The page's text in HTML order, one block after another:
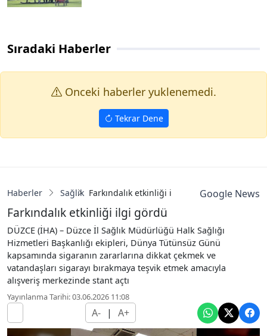
Sıradaki Haberler
Onceki haberler yuklenemedi.
Tekrar Dene
Haberler Sağlık Farkındalık etkinliği ilgi gördüGoogle News
Farkındalık etkinliği ilgi gördü
DÜZCE (İHA) – Düzce İl Sağlık Müdürlüğü Halk Sağlığı
Hizmetleri Başkanlığı ekipleri, Dünya Tütünsüz Günü
kapsamında sigaranın zararlarına dikkat çekmek ve
vatandaşları sigarayı bırakmaya teşvik etmek amacıyla
alışveriş merkezinde stant açtı
Yayınlanma Tarihi: 03.06.2026 11:08
A- | A+